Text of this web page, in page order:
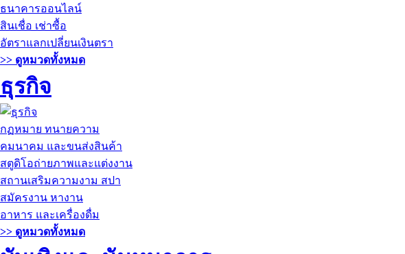
ธนาคารออนไลน์
สินเชื่อ เช่าซื้อ
อัตราแลกเปลี่ยนเงินตรา
>> ดูหมวดทั้งหมด
ธุรกิจ
กฏหมาย ทนายความ
คมนาคม และขนส่งสินค้า
สตูดิโอถ่ายภาพและแต่งงาน
สถานเสริมความงาม สปา
สมัครงาน หางาน
อาหาร และเครื่องดื่ม
>> ดูหมวดทั้งหมด